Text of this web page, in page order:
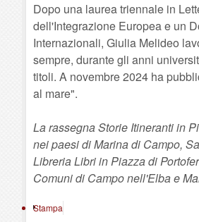
Dopo una laurea triennale in
dell'Integrazione Europea e un
Internazionali, Giulia Melideo
sempre, durante gli anni
titoli. A novembre 2024 ha
al mare".
La rassegna Storie Itineranti in
nei paesi di Marina di Campo,
Libreria Libri in Piazza di
Comuni di Campo nell'Elba e
Stampa